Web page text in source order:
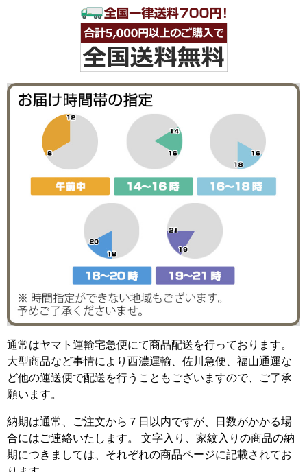
通常はヤマト運輸宅急便にて商品配送を行っております。
大型商品など事情により西濃運輸、佐川急便、福山通運な
ど他の運送便で配送を行うこともございますので、ご了承
願います。
納期は通常、ご注文から７日以内ですが、日数がかかる場
合にはご連絡いたします。 文字入り、家紋入りの商品の納
期につきましては、それぞれの商品ページに記載されてお